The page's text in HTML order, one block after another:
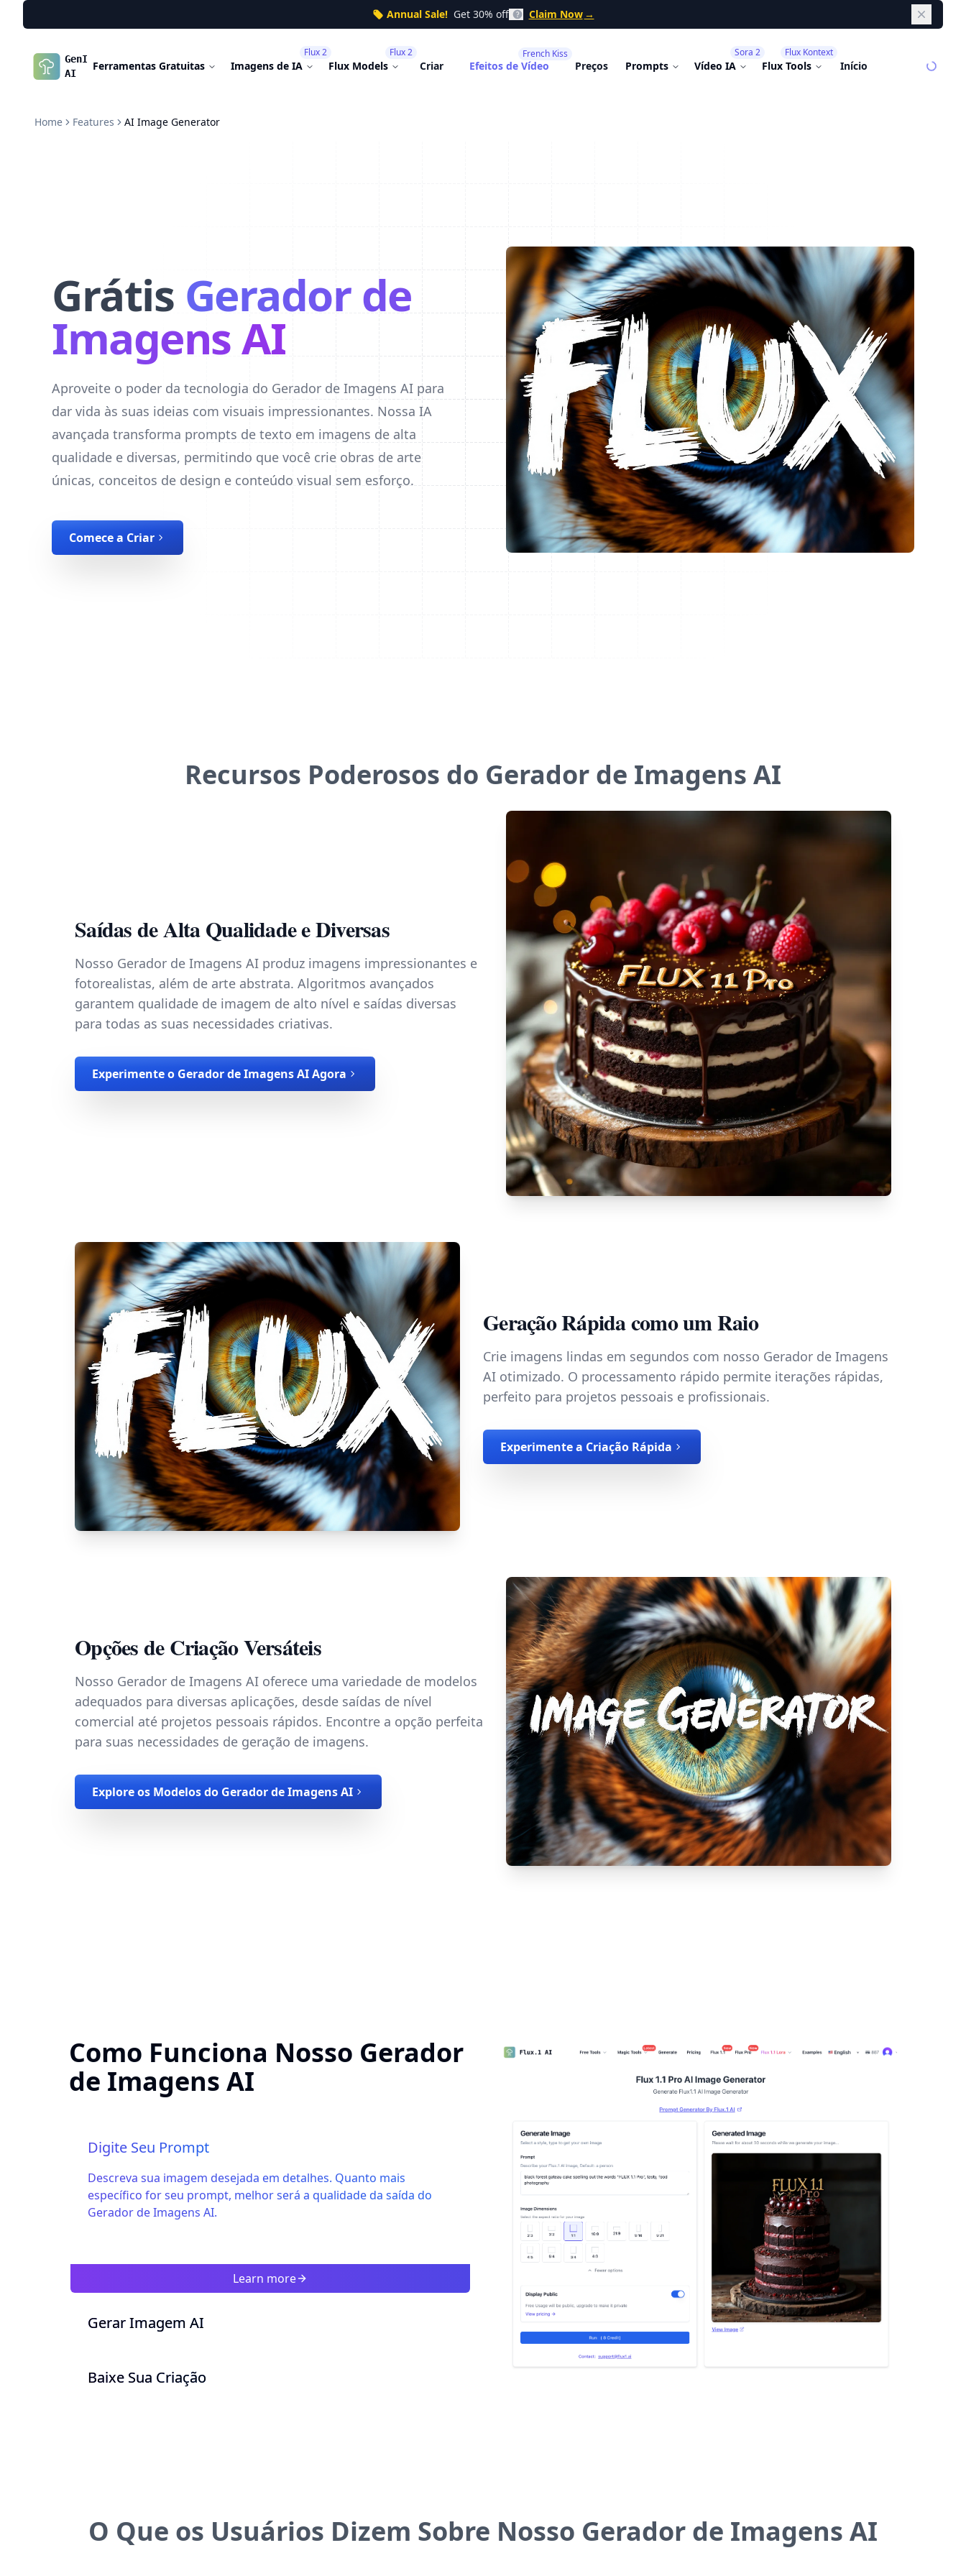
Annual Sale! Get 30% off Claim Now → Dismiss
GenImg
AI
Ferramentas Gratuitas Imagens de IA
Flux 2
Flux Models
Flux 2
Criar Efeitos de Vídeo
French Kiss
Preços Prompts Vídeo IA
Sora 2
Flux Tools
Flux Kontext
Início
Home Features AI Image Generator
Grátis Gerador de
Imagens AI
Aproveite o poder da tecnologia do Gerador de Imagens AI para
dar vida às suas ideias com visuais impressionantes. Nossa IA
avançada transforma prompts de texto em imagens de alta
qualidade e diversas, permitindo que você crie obras de arte
únicas, conceitos de design e conteúdo visual sem esforço.
Comece a Criar
Recursos Poderosos do Gerador de Imagens AI
Saídas de Alta Qualidade e Diversas
Nosso Gerador de Imagens AI produz imagens impressionantes e
fotorealistas, além de arte abstrata. Algoritmos avançados
garantem qualidade de imagem de alto nível e saídas diversas
para todas as suas necessidades criativas.
Experimente o Gerador de Imagens AI Agora
Geração Rápida como um Raio
Crie imagens lindas em segundos com nosso Gerador de Imagens
AI otimizado. O processamento rápido permite iterações rápidas,
perfeito para projetos pessoais e profissionais.
Experimente a Criação Rápida
Opções de Criação Versáteis
Nosso Gerador de Imagens AI oferece uma variedade de modelos
adequados para diversas aplicações, desde saídas de nível
comercial até projetos pessoais rápidos. Encontre a opção perfeita
para suas necessidades de geração de imagens.
Explore os Modelos do Gerador de Imagens AI
Como Funciona Nosso Gerador
de Imagens AI
Digite Seu Prompt
Descreva sua imagem desejada em detalhes. Quanto mais
específico for seu prompt, melhor será a qualidade da saída do
Gerador de Imagens AI.
Learn more
Gerar Imagem AI
Baixe Sua Criação
O Que os Usuários Dizem Sobre Nosso Gerador de Imagens AI